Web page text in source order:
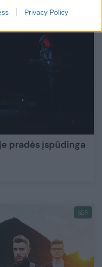
Privacy Policy
pradės įspūdinga
8